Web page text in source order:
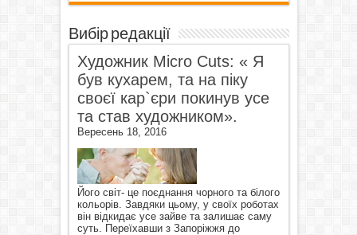
Вибір редакції
Художник Micro Cuts: « Я
був кухарем, та на піку
своєї кар`єри покинув усе
та став художником».
Вересень 18, 2016
Його світ- це поєднання чорного та білого
кольорів. Завдяки цьому, у своїх роботах
він відкидає усе зайве та залишає саму
суть. Переїхавши з Запоріжжя до